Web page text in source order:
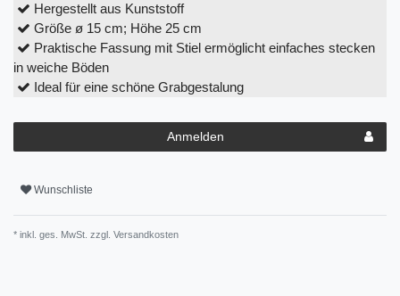
Hergestellt aus Kunststoff
Größe ø 15 cm; Höhe 25 cm
Praktische Fassung mit Stiel ermöglicht einfaches stecken
in weiche Böden
Ideal für eine schöne Grabgestalung
Anmelden
Wunschliste
* inkl. ges. MwSt. zzgl. Versandkosten